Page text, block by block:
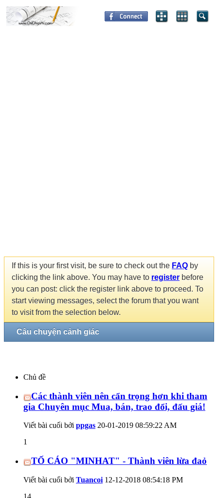
If this is your first visit, be sure to check out the FAQ by
clicking the link above. You may have to register before
you can post: click the register link above to proceed. To
start viewing messages, select the forum that you want
to visit from the selection below.
Câu chuyện cảnh giác
Chủ đề
Các thành viên nên cẩn trọng hơn khi tham
gia Chuyên mục Mua, bán, trao đổi, đấu giá!
Viết bài cuối bởi ppgas 20-01-2019 08:59:22 AM
1
TỐ CÁO "MINHAT" - Thành viên lừa đaỏ
Viết bài cuối bởi Tuancoi 12-12-2018 08:54:18 PM
14